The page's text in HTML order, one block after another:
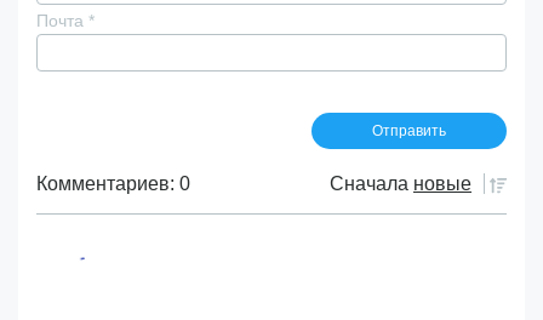
Почта *
Комментариев: 0 Сначала новые